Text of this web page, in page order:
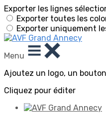
Exporter les lignes
Exporter toutes les
Exporter uniquement
Menu
Ajoutez un logo, un
Cliquez pour éditer